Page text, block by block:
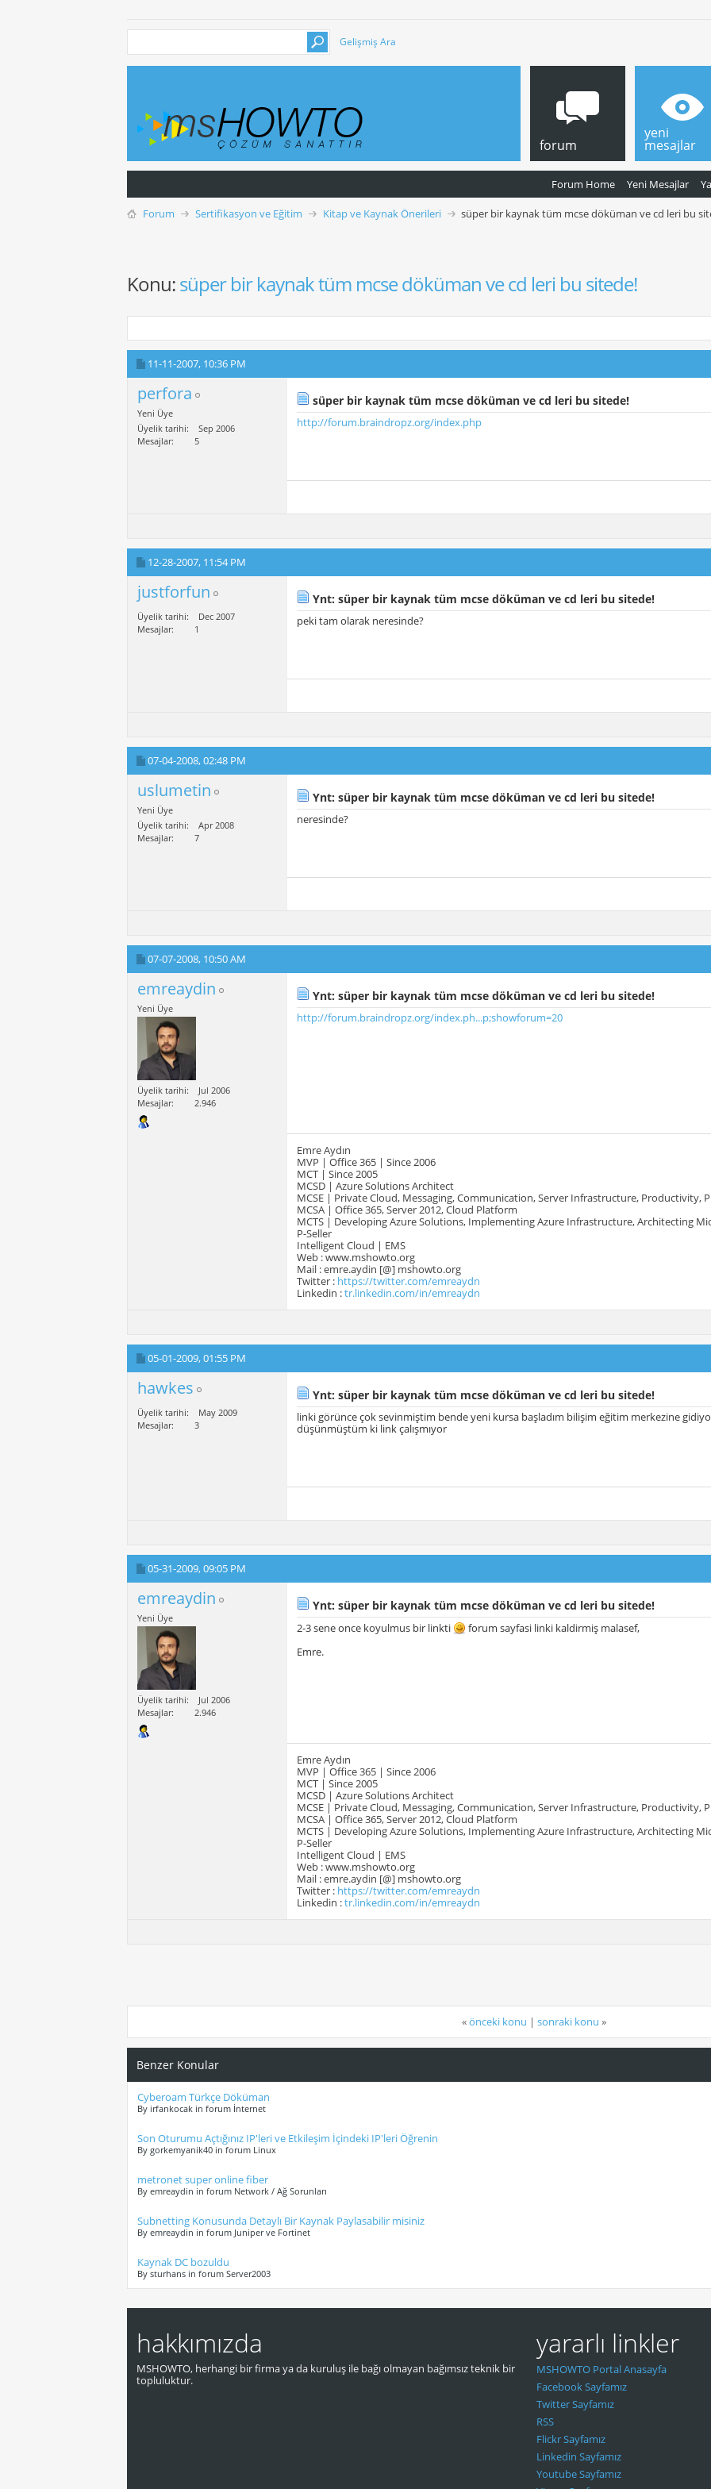
Gelişmiş Ara
forum
Forum Home Yeni Mesajlar
yeni
mesajlar
Forum Sertifikasyon ve Eğitim Kitap ve Kaynak Önerileri süper bir kaynak tüm mcse döküman ve cd leri bu
Konu:süper bir kaynak tüm mcse döküman ve cd leri bu sitede!
11-11-2007, 10:36 PM
perfora
Yeni Üye
Üyelik tarihi
Sep 2006
Mesajlar
5
süper bir kaynak tüm mcse döküman ve cd leri bu sitede!
http://forum.braindropz.org/index.php
12-28-2007, 11:54 PM
justforfun
Üyelik tarihi
Dec 2007
Mesajlar
1
Ynt: süper bir kaynak tüm mcse döküman ve cd leri bu sitede!
peki tam olarak neresinde?
07-04-2008,02:48 PM
uslumetin
Yeni Üye
Üyelik tarihi
Apr 2008
Mesajlar
7
Ynt: süper bir kaynak tüm mcse döküman ve cd leri bu sitede!
neresinde?
07-07-2008, 10:50 AM
emreaydin
Yeni Üye
Üyelik tarihi
Jul 2006
Mesajlar
2.946
Ynt: süper bir kaynak tüm mcse döküman ve cd leri bu sitede!
http://forum.braindropz.org/index.ph...p;showforum=20
Emre Aydın
MVP | Office 365 | Since 2006
MCT | Since 2005
MCSD | Azure Solutions Architect
MCSE | Private Cloud, Messaging, Communication, Server Infrastructure, Productivity,
MCSA | Office 365, Server 2012, Cloud Platform
MCTS | Developing Azure Solutions, Implementing Azure Infrastructure, Architecting
P-Seller
Intelligent Cloud | EMS
Web : www.mshowto.org
Mail : emre.aydin [@] mshowto.org
Twitter : https://twitter.com/emreaydn
Linkedin :tr.linkedin.com/in/emreaydn
05-01-2009,01:55 PM
hawkes
Üyelik tarihi
May 2009
Mesajlar
3
Ynt: süper bir kaynak tüm mcse döküman ve cd leri bu sitede!
linki görünce çok sevinmiştim bende yeni kursa başladım bilişim eğitim merkezine
düşünmüştüm ki link çalışmıyor
05-31-2009,09:05 PM
emreaydin
Yeni Üye
Üyelik tarihi
Jul 2006
Mesajlar
2.946
Ynt: süper bir kaynak tüm mcse döküman ve cd leri bu sitede!
2-3 sene once koyulmus bir linkti
forum sayfasi linki kaldirmiş malasef,
Emre.
Emre Aydın
MVP | Office 365 | Since 2006
MCT | Since 2005
MCSD | Azure Solutions Architect
MCSE | Private Cloud, Messaging, Communication, Server Infrastructure, Productivity,
MCSA | Office 365, Server 2012, Cloud Platform
MCTS | Developing Azure Solutions, Implementing Azure Infrastructure, Architecting
P-Seller
Intelligent Cloud | EMS
Web : www.mshowto.org
Mail : emre.aydin [@] mshowto.org
Twitter : https://twitter.com/emreaydn
Linkedin :tr.linkedin.com/in/emreaydn
«önceki konu | sonraki konu »
Benzer Konular
Cyberoam Türkçe Döküman
By irfankocak in forum İnternet
Son Oturumu Açtığınız IP'leri ve Etkileşim İçindeki IP'leri Öğrenin
By gorkemyanik40 in forum Linux
metronet super online fiber
By emreaydin in forum Network / Ağ Sorunları
Subnetting Konusunda Detaylı Bir Kaynak Paylasabilir misiniz
By emreaydin in forum Juniper ve Fortinet
Kaynak DC bozuldu
By sturhans in forum Server2003
hakkımızda
MSHOWTO, herhangi bir firma ya da kuruluş ile bağı olmayan bağımsız teknik bir
topluluktur.
yararlı linkler
MSHOWTO Portal Anasayfa
Facebook Sayfamız
Twitter Sayfamız
RSS
Flickr Sayfamız
Linkedin Sayfamız
Youtube Sayfamız